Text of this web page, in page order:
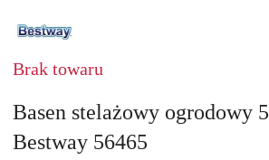
NAZWA
PRODUCENTA:
Brak towaru
Basen stelażowy ogrodowy
Bestway 56465